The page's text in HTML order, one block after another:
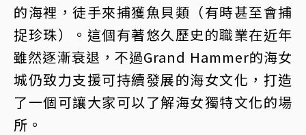
的海裡，徒手來捕獲魚貝類（有時甚至會捕
捉珍珠）。這個有著悠久歷史的職業在近年
雖然逐漸衰退，不過Grand Hammer的海女
城仍致力支援可持續發展的海女文化，打造
了一個可讓大家可以了解海女獨特文化的場
所。